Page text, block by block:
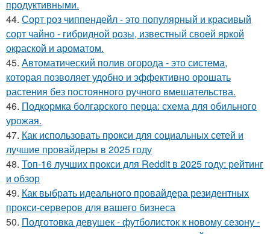
продуктивными.
44. Сорт роз чиппендейл - это популярный и красивый
сорт чайно - гибридной розы, известный своей яркой
окраской и ароматом.
45. Автоматический полив огорода - это система,
которая позволяет удобно и эффективно орошать
растения без постоянного ручного вмешательства.
46. Подкормка болгарского перца: схема для обильного
урожая.
47. Как использовать прокси для социальных сетей и
лучшие провайдеры в 2025 году
48. Топ-16 лучших прокси для Reddit в 2025 году: рейтинг
и обзор
49. Как выбрать идеального провайдера резидентных
прокси-серверов для вашего бизнеса
50. Подготовка девушек - футболисток к новому сезону -